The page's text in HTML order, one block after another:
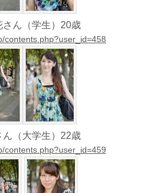
さん（学生）20歳
contents.php?user_id=458
ん（大学生）22歳
contents.php?user_id=459